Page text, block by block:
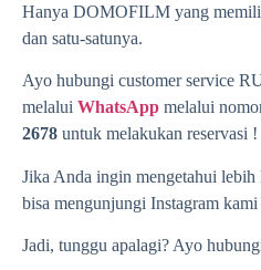
Hanya DOMOFILM yang
dan satu-satunya.
Ayo hubungi customer service
melalui WhatsApp melalui
2678 untuk melakukan reservasi !
Jika Anda ingin mengetahui
bisa mengunjungi Instagram kami
Jadi, tunggu apalagi? Ayo